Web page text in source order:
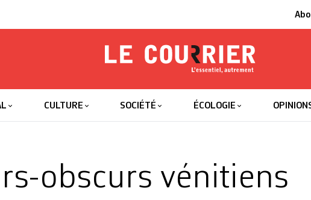
Le Courrier
CULTURE SOCIÉTÉ ÉCOLOGIE
obscurs vénitiens